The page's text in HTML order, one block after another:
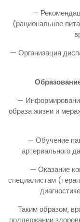
—
(рациональное
— Организация
—
образа жизни и
— Обучение
артериального
— Оказание
специалистам
Таким образом,
поддержании